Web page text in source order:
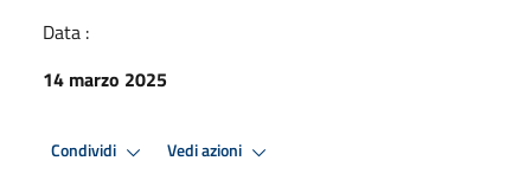
Data :
14 marzo 2025
Condividi Vedi azioni